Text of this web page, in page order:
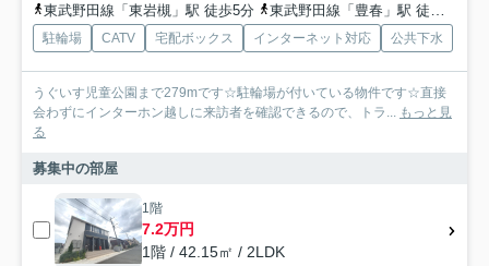
東武野田線「東岩槻」駅 徒歩5分
東武野田線「豊春」駅 徒歩19分
駐輪場 CATV 宅配ボックス インターネット対応 公共下水
うぐいす児童公園まで279mです☆駐輪場が付いている物件です☆直接
会わずにインターホン越しに来訪者を確認できるので、トラ...
もっと見
る
募集中の部屋
1階
7.2万円
1階 / 42.15㎡ / 2LDK